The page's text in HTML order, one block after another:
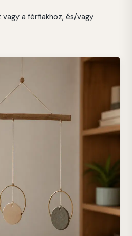
vagy a férfiakhoz, és/vagy